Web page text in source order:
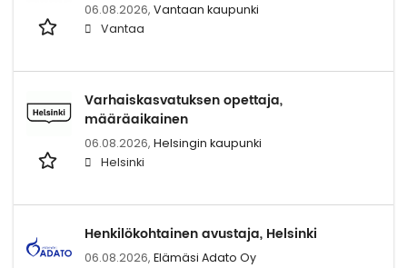
06.08.2026, Vantaan kaupunki
Vantaa
Varhaiskasvatuksen opettaja,
määräaikainen
06.08.2026, Helsingin kaupunki
Helsinki
Henkilökohtainen avustaja, Helsinki
06.08.2026, Elämäsi Adato Oy